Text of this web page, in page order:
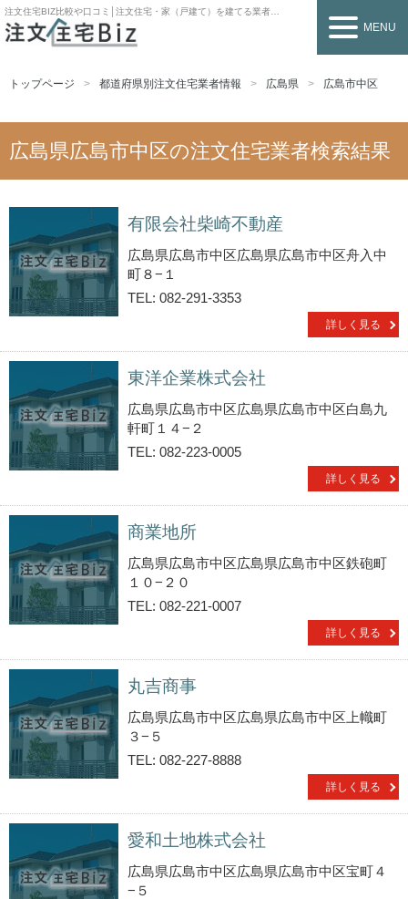
注文住宅BIZ比較や口コミ│注文住宅・家（戸建て）を建てる業者を探すなら
MENU
トップページ 都道府県別注文住宅業者情報 広島県 広島市中区
広島県広島市中区の注文住宅業者検索結果
有限会社柴崎不動産
広島県広島市中区広島県広島市中区舟入中
町８−１
TEL: 082-291-3353
詳しく見る
東洋企業株式会社
広島県広島市中区広島県広島市中区白島九
軒町１４−２
TEL: 082-223-0005
詳しく見る
商業地所
広島県広島市中区広島県広島市中区鉄砲町
１０−２０
TEL: 082-221-0007
詳しく見る
丸吉商事
広島県広島市中区広島県広島市中区上幟町
３−５
TEL: 082-227-8888
詳しく見る
愛和土地株式会社
広島県広島市中区広島県広島市中区宝町４
−５